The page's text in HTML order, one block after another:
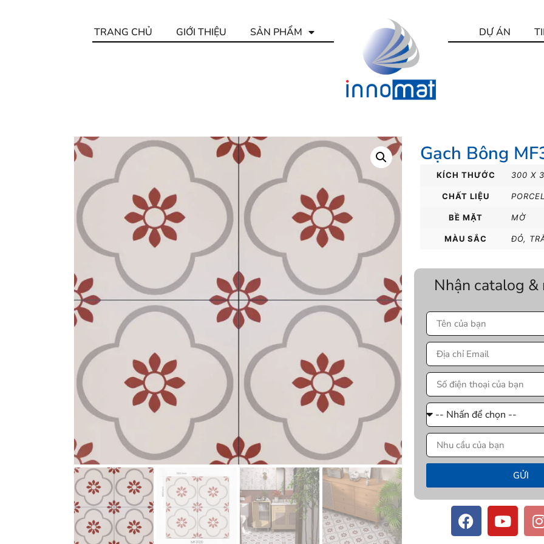
TRANG CHỦ GIỚI THIỆU SẢN PHẨM DỰ ÁN
Gạch Bông
KÍCH THƯỚC 300 X
CHẤT LIỆU
BỀ MẶT MỜ
MÀU SẮC ĐỎ,
Nhận catalog &
GỬI